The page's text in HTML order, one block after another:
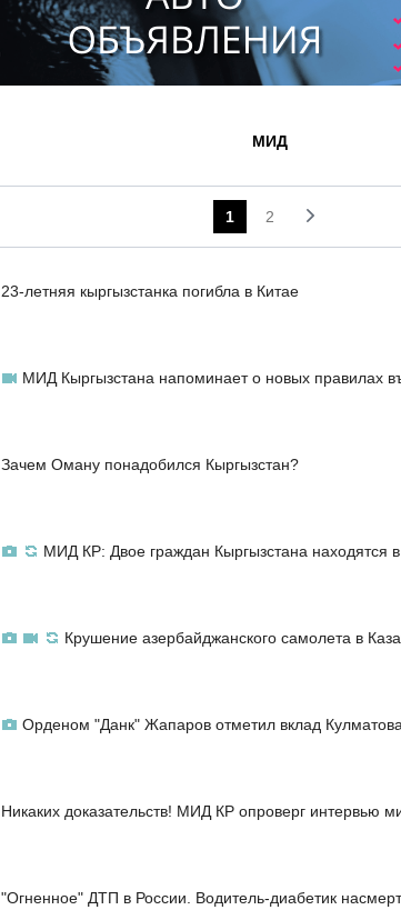
МИД
1 2
23-летняя кыргызстанка погибла в Китае
МИД Кыргызстана напоминает о новых правилах
Зачем Оману понадобился Кыргызстан?
МИД КР: Двое граждан Кыргызстана находятся
Крушение азербайджанского самолета в
Орденом "Данк" Жапаров отметил вклад
Никаких доказательств! МИД КР опроверг интервью
"Огненное" ДТП в России. Водитель-диабетик